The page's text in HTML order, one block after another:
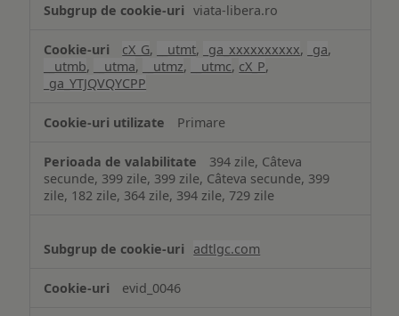
viata-libera.ro
cX_G, __utmt, _ga_xxxxxxxxxx, _ga,
__utmb, __utma, __utmz, __utmc, cX_P,
_ga_YTJQVQYCPP
Primare
394 zile, Câteva
secunde, 399 zile, 399 zile, Câteva secunde, 399
zile, 182 zile, 364 zile, 394 zile, 729 zile
adtlgc.com
evid_0046